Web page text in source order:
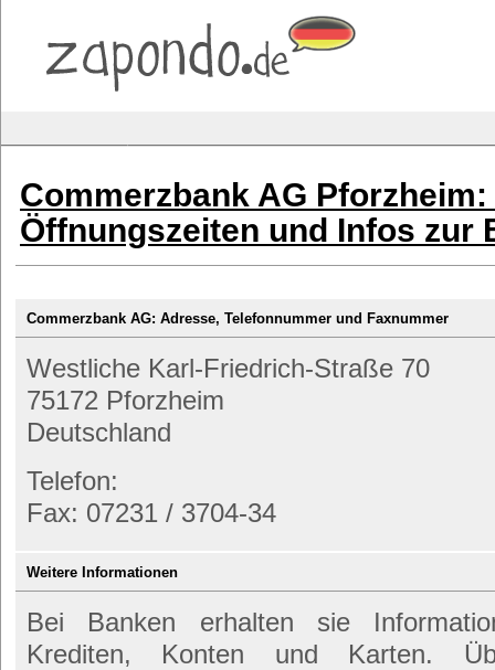
Commerzbank AG
Öffnungszeiten und Infos zur
Commerzbank AG: Adresse, Telefonnummer und Faxnummer
Westliche Karl-Friedrich-Straße 70
75172 Pforzheim
Deutschland
Telefon:
Fax: 07231 / 3704-34
Weitere Informationen
Bei Banken erhalten sie
Krediten, Konten und Karten.